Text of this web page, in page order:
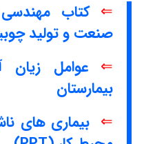
⇐کتاب
صنعت و تولید
⇐عوامل
بیمارستان
⇐ بیماری های